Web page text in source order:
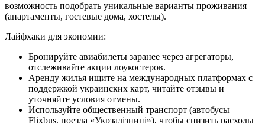
возможность подобрать уникальные варианты проживания
(апартаменты, гостевые дома, хостелы).
Лайфхаки для экономии:
Бронируйте авиабилеты заранее через агрегаторы,
отслеживайте акции лоукостеров.
Аренду жилья ищите на международных платформах с
поддержкой украинских карт, читайте отзывы и
уточняйте условия отмены.
Используйте общественный транспорт (автобусы
Flixbus, поезда «Укрзалізниці»), чтобы снизить расходы